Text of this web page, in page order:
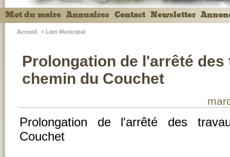
Mot du maire Annuaires Contact Newsletter
Accueil > Lien Municipal
Prolongation de l'arrêté des
chemin du Couchet
Prolongation de l'arrêté des
Couchet